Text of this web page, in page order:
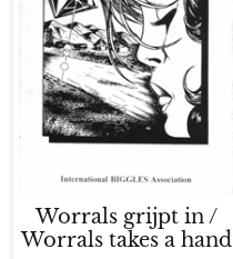
Worrals grijpt in /
Worrals takes a hand